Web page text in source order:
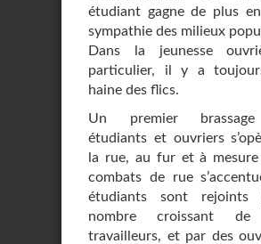
étudiant gagne de plus
sympathie des milieux
Dans la jeunesse
particulier, il y a
haine des flics.
Un premier
étudiants et ouvriers
la rue, au fur et à
combats de rue
étudiants sont rejoints
nombre croissant de
travailleurs, et par des